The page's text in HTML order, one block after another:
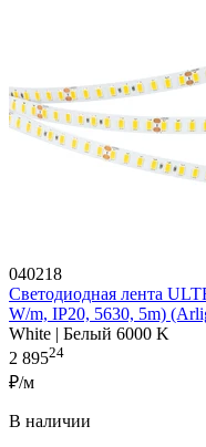
040218
Светодиодная лента
W/m, IP20, 5630, 5m)
White | Белый 6000 K
2 89524
₽/м
В наличии